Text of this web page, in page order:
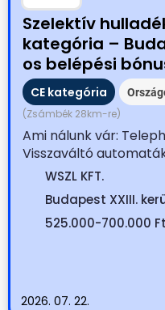
Szelektív
kategória –
os belépési
CE kategória
(Zsámbék 28km-re)
Ami nálunk vár:
Visszaváltó
WSZL KFT.
Budapest XXIII.
525.000-700.000
2026. 07. 22.